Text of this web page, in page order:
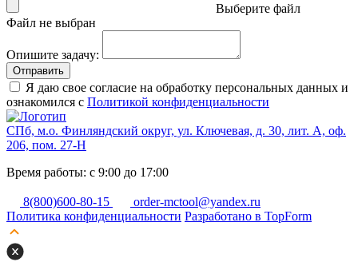
Выберите файл
Файл не выбран
Опишите задачу:
Отправить
Я даю свое согласие на обработку персональных данных и
ознакомился с Политикой конфиденциальности
СПб, м.о. Финляндский округ, ул. Ключевая, д. 30, лит. А, оф.
206, пом. 27-Н
Время работы: с 9:00 до 17:00
8(800)600-80-15
order-mctool@yandex.ru
Политика конфиденциальности Разработано в TopForm